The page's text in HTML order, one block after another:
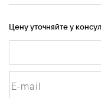
Цену уточняйте у